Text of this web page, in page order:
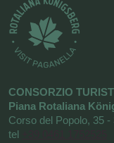
CONSORZIO
Piana Rotaliana
Corso del Popolo, 35
tel